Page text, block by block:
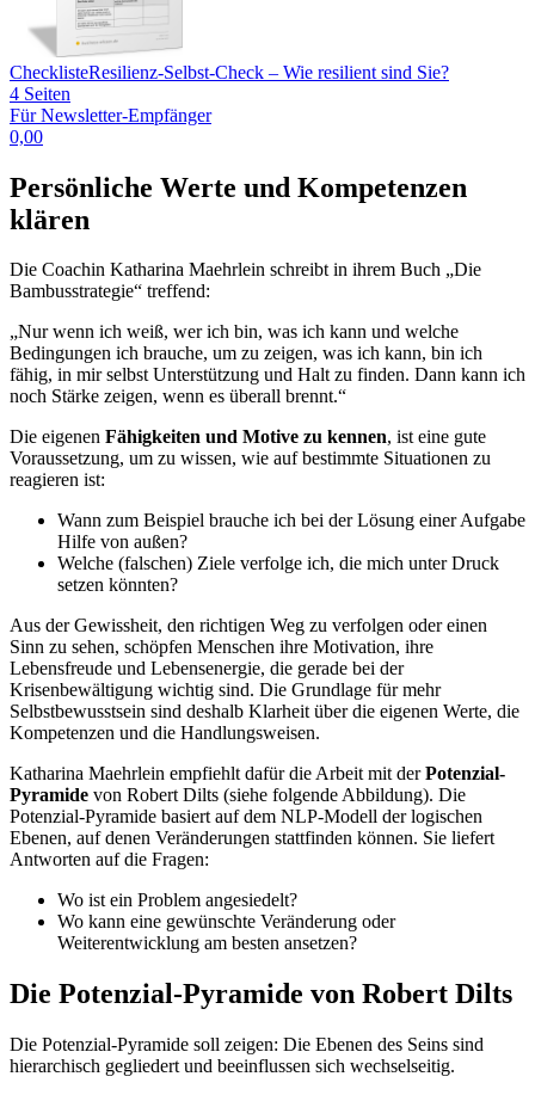
ChecklisteResilienz-Selbst-Check – Wie resilient sind Sie?
4 Seiten
Für Newsletter-Empfänger
0,00
Persönliche Werte und Kompetenzen
klären
Die Coachin Katharina Maehrlein schreibt in ihrem Buch „Die
Bambusstrategie“ treffend:
„Nur wenn ich weiß, wer ich bin, was ich kann und welche
Bedingungen ich brauche, um zu zeigen, was ich kann, bin ich
fähig, in mir selbst Unterstützung und Halt zu finden. Dann kann ich
noch Stärke zeigen, wenn es überall brennt.“
Die eigenen Fähigkeiten und Motive zu kennen, ist eine gute
Voraussetzung, um zu wissen, wie auf bestimmte Situationen zu
reagieren ist:
Wann zum Beispiel brauche ich bei der Lösung einer Aufgabe
Hilfe von außen?
Welche (falschen) Ziele verfolge ich, die mich unter Druck
setzen könnten?
Aus der Gewissheit, den richtigen Weg zu verfolgen oder einen
Sinn zu sehen, schöpfen Menschen ihre Motivation, ihre
Lebensfreude und Lebensenergie, die gerade bei der
Krisenbewältigung wichtig sind. Die Grundlage für mehr
Selbstbewusstsein sind deshalb Klarheit über die eigenen Werte, die
Kompetenzen und die Handlungsweisen.
Katharina Maehrlein empfiehlt dafür die Arbeit mit derPotenzial-
Pyramide von Robert Dilts (siehe folgende Abbildung). Die
Potenzial-Pyramide basiert auf dem NLP-Modell der logischen
Ebenen, auf denen Veränderungen stattfinden können. Sie liefert
Antworten auf die Fragen:
Wo ist ein Problem angesiedelt?
Wo kann eine gewünschte Veränderung oder
Weiterentwicklung am besten ansetzen?
Die Potenzial-Pyramide von Robert Dilts
Die Potenzial-Pyramide soll zeigen: Die Ebenen des Seins sind
hierarchisch gegliedert und beeinflussen sich wechselseitig.